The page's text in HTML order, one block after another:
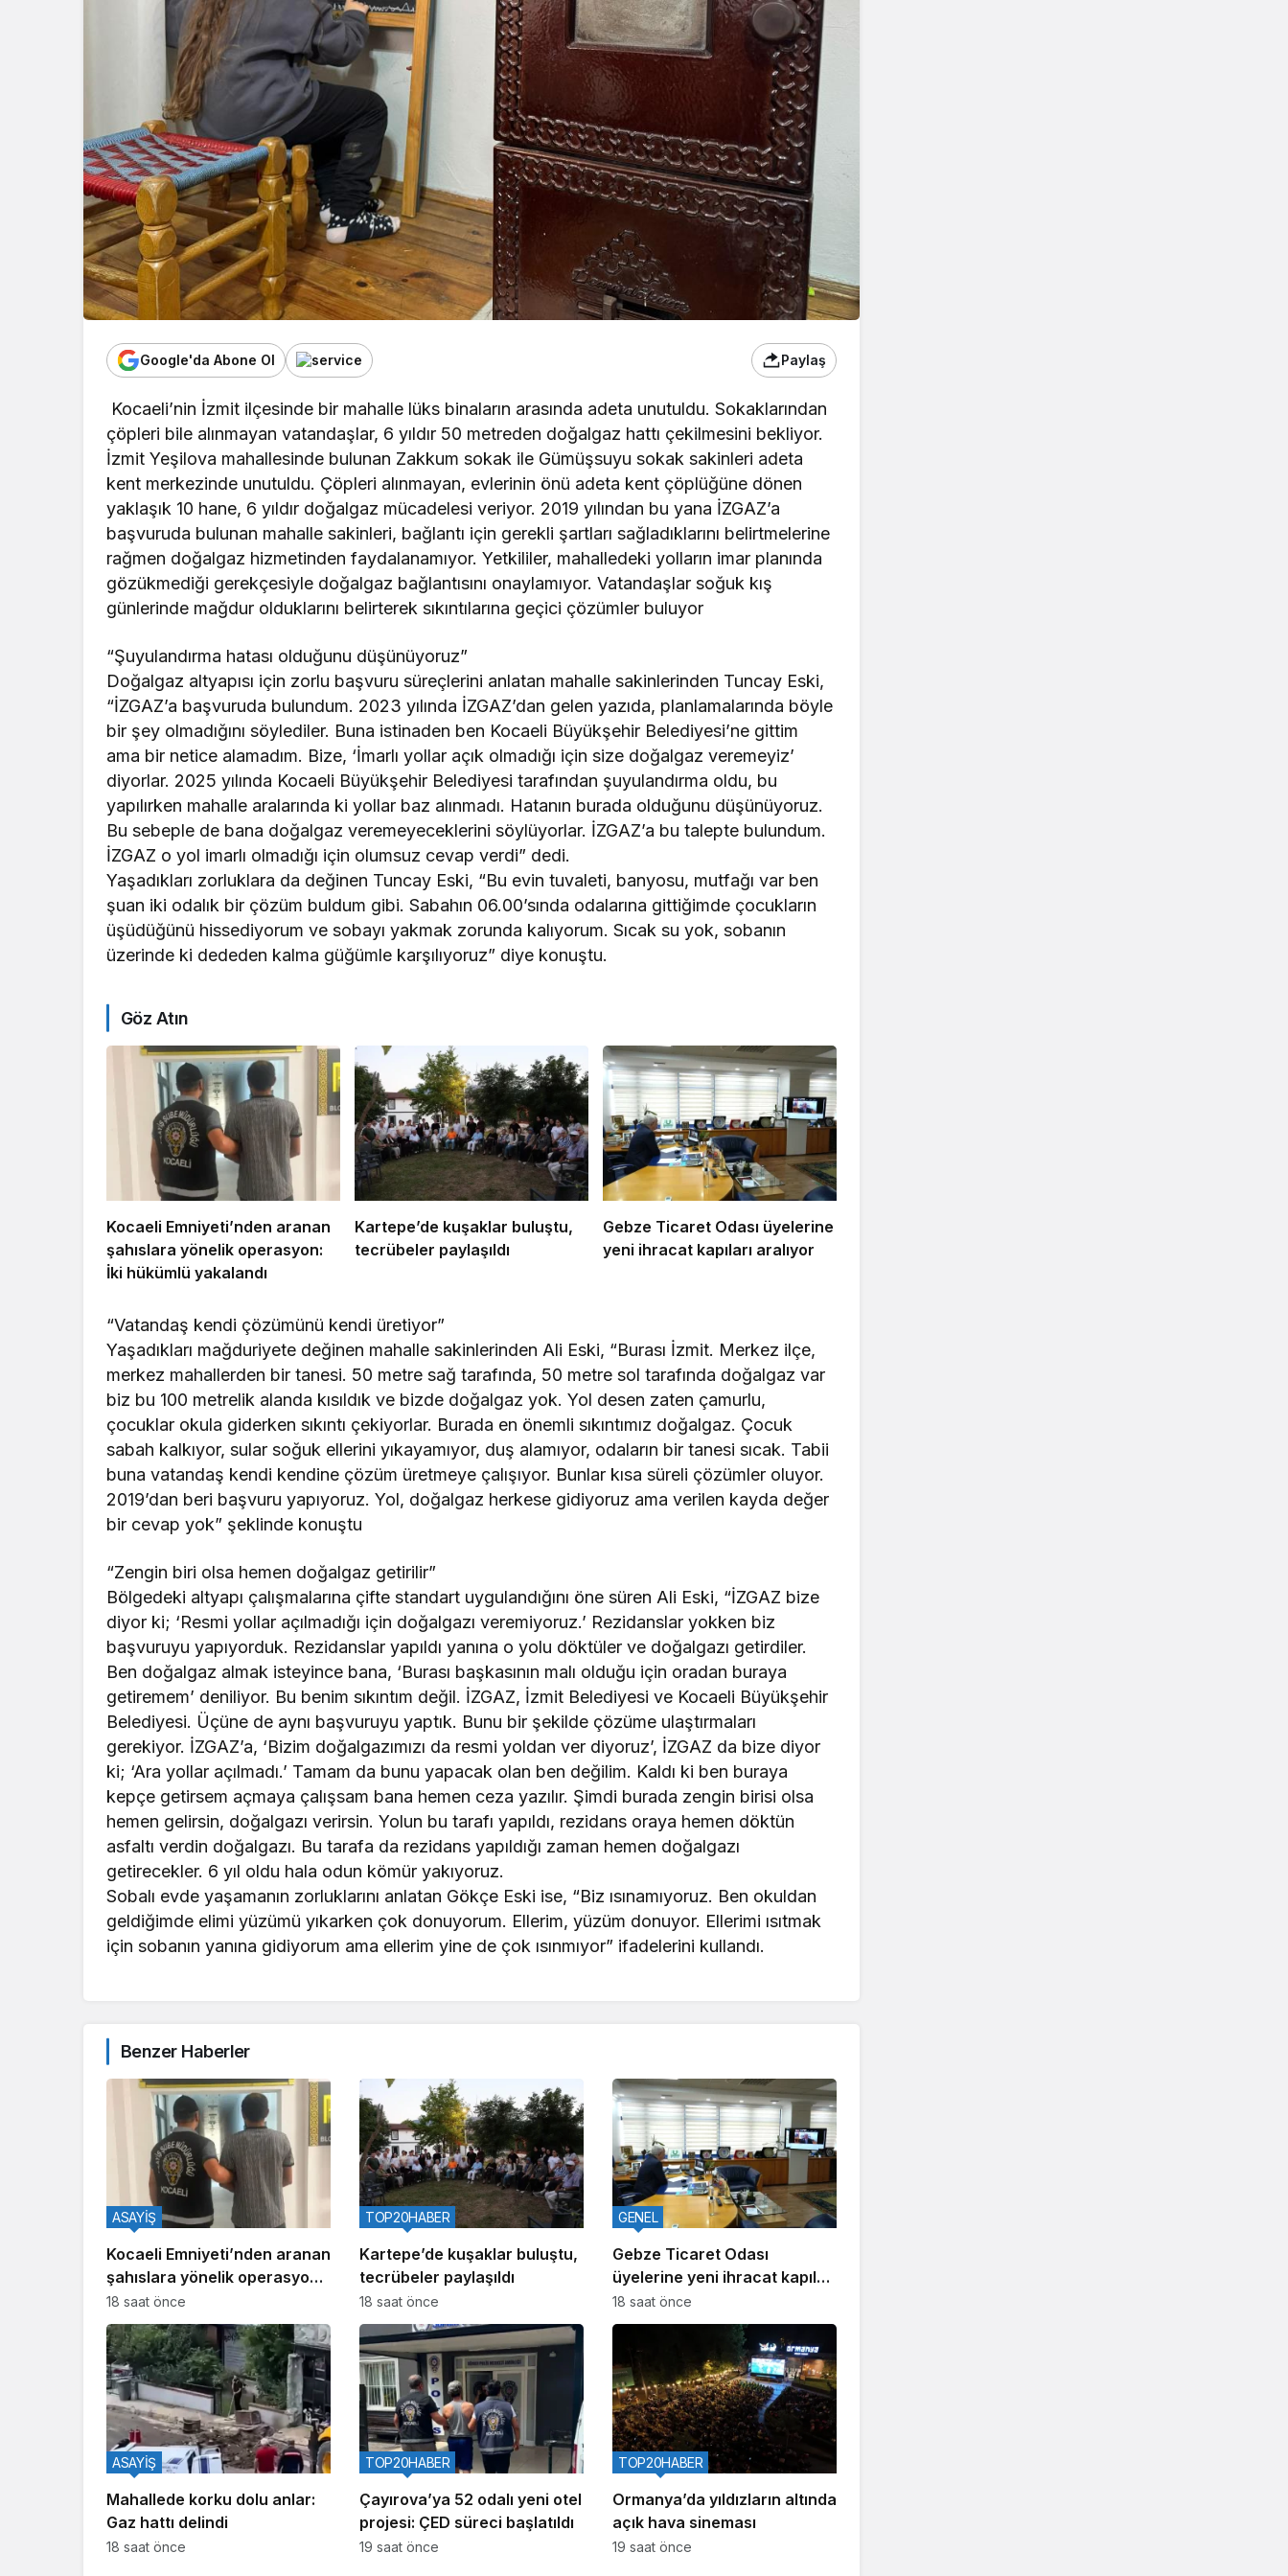
Google'da Abone Ol Paylaş
Kocaeli’nin İzmit ilçesinde bir mahalle lüks binaların arasında adeta unutuldu. Sokaklarından
çöpleri bile alınmayan vatandaşlar, 6 yıldır 50 metreden doğalgaz hattı çekilmesini bekliyor.
İzmit Yeşilova mahallesinde bulunan Zakkum sokak ile Gümüşsuyu sokak sakinleri adeta
kent merkezinde unutuldu. Çöpleri alınmayan, evlerinin önü adeta kent çöplüğüne dönen
yaklaşık 10 hane, 6 yıldır doğalgaz mücadelesi veriyor. 2019 yılından bu yana İZGAZ’a
başvuruda bulunan mahalle sakinleri, bağlantı için gerekli şartları sağladıklarını belirtmelerine
rağmen doğalgaz hizmetinden faydalanamıyor. Yetkililer, mahalledeki yolların imar planında
gözükmediği gerekçesiyle doğalgaz bağlantısını onaylamıyor. Vatandaşlar soğuk kış
günlerinde mağdur olduklarını belirterek sıkıntılarına geçici çözümler buluyor
“Şuyulandırma hatası olduğunu düşünüyoruz”
Doğalgaz altyapısı için zorlu başvuru süreçlerini anlatan mahalle sakinlerinden Tuncay Eski,
“İZGAZ’a başvuruda bulundum. 2023 yılında İZGAZ’dan gelen yazıda, planlamalarında böyle
bir şey olmadığını söylediler. Buna istinaden ben Kocaeli Büyükşehir Belediyesi’ne gittim
ama bir netice alamadım. Bize, ‘İmarlı yollar açık olmadığı için size doğalgaz veremeyiz’
diyorlar. 2025 yılında Kocaeli Büyükşehir Belediyesi tarafından şuyulandırma oldu, bu
yapılırken mahalle aralarında ki yollar baz alınmadı. Hatanın burada olduğunu düşünüyoruz.
Bu sebeple de bana doğalgaz veremeyeceklerini söylüyorlar. İZGAZ’a bu talepte bulundum.
İZGAZ o yol imarlı olmadığı için olumsuz cevap verdi” dedi.
Yaşadıkları zorluklara da değinen Tuncay Eski, “Bu evin tuvaleti, banyosu, mutfağı var ben
şuan iki odalık bir çözüm buldum gibi. Sabahın 06.00’sında odalarına gittiğimde çocukların
üşüdüğünü hissediyorum ve sobayı yakmak zorunda kalıyorum. Sıcak su yok, sobanın
üzerinde ki dededen kalma güğümle karşılıyoruz” diye konuştu.
Göz Atın
Kocaeli Emniyeti’nden aranan
şahıslara yönelik operasyon:
İki hükümlü yakalandı
Kartepe’de kuşaklar buluştu,
tecrübeler paylaşıldı
Gebze Ticaret Odası üyelerine
yeni ihracat kapıları aralıyor
“Vatandaş kendi çözümünü kendi üretiyor”
Yaşadıkları mağduriyete değinen mahalle sakinlerinden Ali Eski, “Burası İzmit. Merkez ilçe,
merkez mahallerden bir tanesi. 50 metre sağ tarafında, 50 metre sol tarafında doğalgaz var
biz bu 100 metrelik alanda kısıldık ve bizde doğalgaz yok. Yol desen zaten çamurlu,
çocuklar okula giderken sıkıntı çekiyorlar. Burada en önemli sıkıntımız doğalgaz. Çocuk
sabah kalkıyor, sular soğuk ellerini yıkayamıyor, duş alamıyor, odaların bir tanesi sıcak. Tabii
buna vatandaş kendi kendine çözüm üretmeye çalışıyor. Bunlar kısa süreli çözümler oluyor.
2019’dan beri başvuru yapıyoruz. Yol, doğalgaz herkese gidiyoruz ama verilen kayda değer
bir cevap yok” şeklinde konuştu
“Zengin biri olsa hemen doğalgaz getirilir”
Bölgedeki altyapı çalışmalarına çifte standart uygulandığını öne süren Ali Eski, “İZGAZ bize
diyor ki; ‘Resmi yollar açılmadığı için doğalgazı veremiyoruz.’ Rezidanslar yokken biz
başvuruyu yapıyorduk. Rezidanslar yapıldı yanına o yolu döktüler ve doğalgazı getirdiler.
Ben doğalgaz almak isteyince bana, ‘Burası başkasının malı olduğu için oradan buraya
getiremem’ deniliyor. Bu benim sıkıntım değil. İZGAZ, İzmit Belediyesi ve Kocaeli Büyükşehir
Belediyesi. Üçüne de aynı başvuruyu yaptık. Bunu bir şekilde çözüme ulaştırmaları
gerekiyor. İZGAZ’a, ‘Bizim doğalgazımızı da resmi yoldan ver diyoruz’, İZGAZ da bize diyor
ki; ‘Ara yollar açılmadı.’ Tamam da bunu yapacak olan ben değilim. Kaldı ki ben buraya
kepçe getirsem açmaya çalışsam bana hemen ceza yazılır. Şimdi burada zengin birisi olsa
hemen gelirsin, doğalgazı verirsin. Yolun bu tarafı yapıldı, rezidans oraya hemen döktün
asfaltı verdin doğalgazı. Bu tarafa da rezidans yapıldığı zaman hemen doğalgazı
getirecekler. 6 yıl oldu hala odun kömür yakıyoruz.
Sobalı evde yaşamanın zorluklarını anlatan Gökçe Eski ise, “Biz ısınamıyoruz. Ben okuldan
geldiğimde elimi yüzümü yıkarken çok donuyorum. Ellerim, yüzüm donuyor. Ellerimi ısıtmak
için sobanın yanına gidiyorum ama ellerim yine de çok ısınmıyor” ifadelerini kullandı.
Benzer Haberler
Kocaeli Emniyeti’nden aranan
şahıslara yönelik operasyon:
İki hükümlü yakalandı
ASAYİŞ
18 saat önce
Kartepe’de kuşaklar buluştu,
tecrübeler paylaşıldı
TOP20HABER
18 saat önce
Gebze Ticaret Odası
üyelerine yeni ihracat kapıları
aralıyor
GENEL
18 saat önce
Mahallede korku dolu anlar:
Gaz hattı delindi
ASAYİŞ
18 saat önce
Çayırova’ya 52 odalı yeni otel
projesi: ÇED süreci başlatıldı
TOP20HABER
19 saat önce
Ormanya’da yıldızların altında
açık hava sineması
TOP20HABER
19 saat önce